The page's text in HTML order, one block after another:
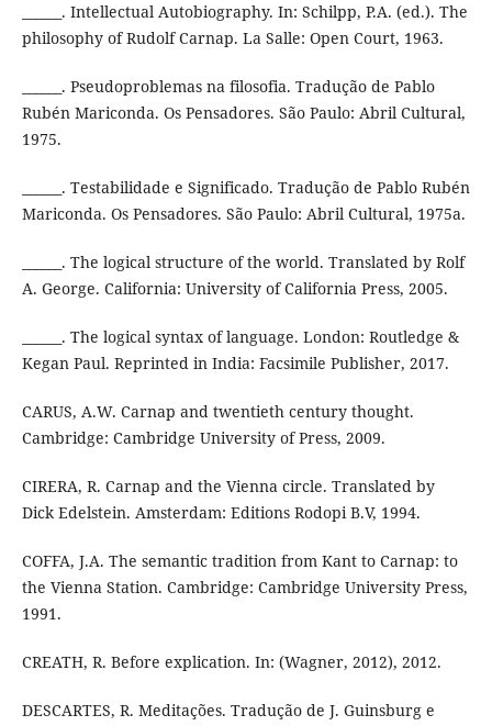
______. Intellectual Autobiography. In: Schilpp, P.A. (ed.). The
philosophy of Rudolf Carnap. La Salle: Open Court, 1963.
______. Pseudoproblemas na filosofia. Tradução de Pablo
Rubén Mariconda. Os Pensadores. São Paulo: Abril Cultural,
1975.
______. Testabilidade e Significado. Tradução de Pablo Rubén
Mariconda. Os Pensadores. São Paulo: Abril Cultural, 1975a.
______. The logical structure of the world. Translated by Rolf
A. George. California: University of California Press, 2005.
______. The logical syntax of language. London: Routledge &
Kegan Paul. Reprinted in India: Facsimile Publisher, 2017.
CARUS, A.W. Carnap and twentieth century thought.
Cambridge: Cambridge University of Press, 2009.
CIRERA, R. Carnap and the Vienna circle. Translated by
Dick Edelstein. Amsterdam: Editions Rodopi B.V, 1994.
COFFA, J.A. The semantic tradition from Kant to Carnap: to
the Vienna Station. Cambridge: Cambridge University Press,
1991.
CREATH, R. Before explication. In: (Wagner, 2012), 2012.
DESCARTES, R. Meditações. Tradução de J. Guinsburg e